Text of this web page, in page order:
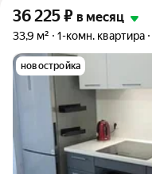
36 225₽ в месяц
33,9 м² 1-комн. квартира
новостройка